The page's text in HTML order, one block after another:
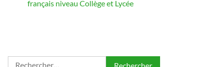
français niveau Collège et Lycée
Rechercher :